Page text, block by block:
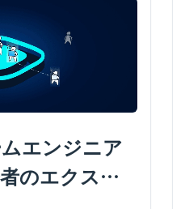
エンジニア
のエクスペ